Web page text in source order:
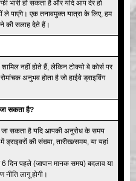
भारी हो सकता है और यदि आप देर हो
ले पाएंगे। एक तनावमुक्त यात्रा के लिए, हम
की सलाह देते हैं।
शामिल नहीं होते हैं, लेकिन टोक्यो बे कोर्स पर
अनुभव होता है जो हाईवे ड्राइविंग
जा सकता है?
जा सकता है यदि आपकी अनुरोध के समय
की संख्या, तारीख/समय, या यहां
दिन पहले (जापान मानक समय) बदलाव या
नीति लागू होगी।